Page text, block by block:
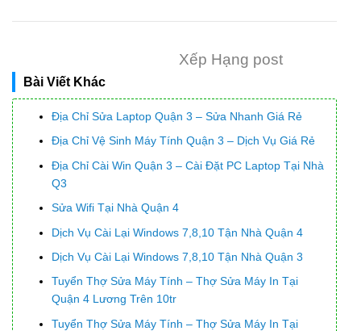
Xếp Hạng post
Bài Viết Khác
Địa Chỉ Sửa Laptop Quận 3 – Sửa Nhanh Giá Rẻ
Địa Chỉ Vệ Sinh Máy Tính Quận 3 – Dịch Vụ Giá Rẻ
Địa Chỉ Cài Win Quận 3 – Cài Đặt PC Laptop Tại Nhà
Q3
Sửa Wifi Tại Nhà Quận 4
Dịch Vụ Cài Lại Windows 7,8,10 Tận Nhà Quận 4
Dịch Vụ Cài Lại Windows 7,8,10 Tận Nhà Quận 3
Tuyển Thợ Sửa Máy Tính – Thợ Sửa Máy In Tại
Quận 4 Lương Trên 10tr
Tuyển Thợ Sửa Máy Tính – Thợ Sửa Máy In Tại